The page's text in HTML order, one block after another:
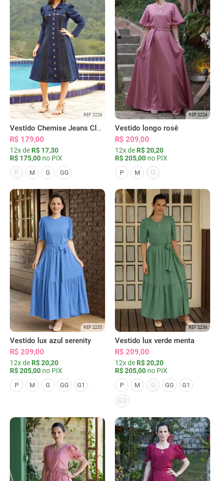
REF 2226
Vestido Chemise Jeans Clássica Serena
R$ 179,00
12x de R$ 17,30
R$ 175,00 no PIX
P
M G GG
REF 2224
Vestido longo rosê
R$ 209,00
12x de R$ 20,20
R$ 205,00 no PIX
P M G
REF 2235
Vestido lux azul serenity
R$ 209,00
12x de R$ 20,20
R$ 205,00 no PIX
P M G GG G1
REF 2236
Vestido lux verde menta
R$ 209,00
12x de R$ 20,20
R$ 205,00 no PIX
P M G GG G1
G2